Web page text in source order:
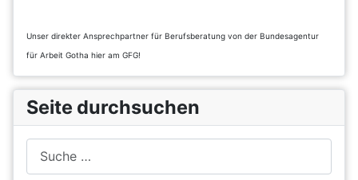
Unser direkter Ansprechpartner für Berufsberatung von der Bundesagentur
für Arbeit Gotha hier am GFG!
Seite durchsuchen